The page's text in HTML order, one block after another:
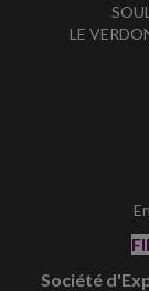
LE
Société